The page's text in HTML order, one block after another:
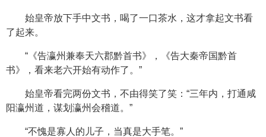
始皇帝放下手中文书，喝了一口茶水，这才拿起文书看
了起来。
“《告瀛州兼奉天六郡黔首书》，《告大秦帝国黔首
书》，看来老六开始有动作了。”
始皇帝看完两份文书，不由得笑了笑：“三年内，打通咸
阳瀛州道，谋划瀛州会稽道。”
“不愧是寡人的儿子，当真是大手笔。”